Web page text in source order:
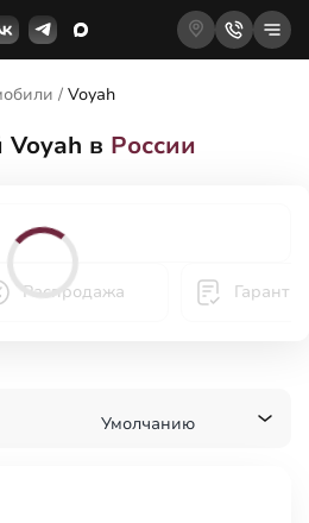
/ Voyah
Voyah в России
Распродажа Гарантия
Умолчанию